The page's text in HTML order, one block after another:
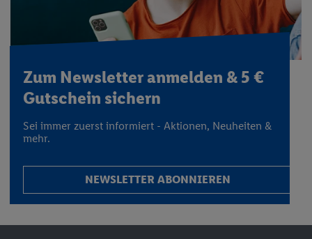
Zum Newsletter anmelden & 5 €
Gutschein sichern
Sei immer zuerst informiert - Aktionen, Neuheiten &
mehr.
NEWSLETTER ABONNIEREN